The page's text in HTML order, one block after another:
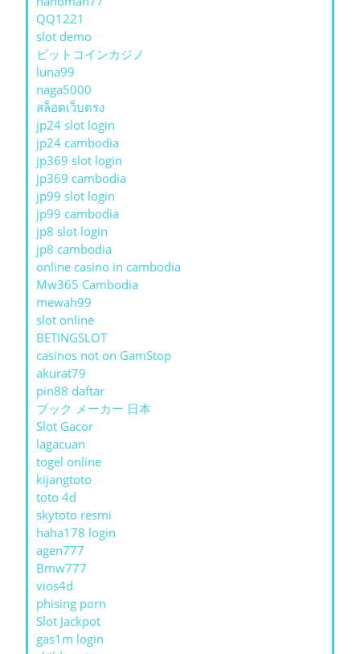
QQ1221
slot demo
ビットコインカジノ
luna99
naga5000
สล็อตเว็บตรง
jp24 slot login
jp24 cambodia
jp369 slot login
jp369 cambodia
jp99 slot login
jp99 cambodia
jp8 slot login
jp8 cambodia
online casino in cambodia
Mw365 Cambodia
mewah99
slot online
BETINGSLOT
casinos not on GamStop
akurat79
pin88 daftar
ブック メーカー 日本
Slot Gacor
lagacuan
togel online
kijangtoto
toto 4d
skytoto resmi
haha178 login
agen777
Bmw777
vios4d
phising porn
Slot Jackpot
gas1m login